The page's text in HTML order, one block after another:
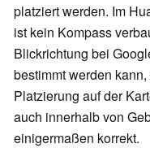
platziert werden. Im
ist kein Kompass
Blickrichtung bei
bestimmt werden
Platzierung auf der
auch innerhalb von
einigermaßen korrekt.